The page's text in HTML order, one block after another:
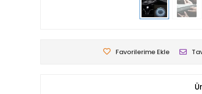
Favorilerime Ekle